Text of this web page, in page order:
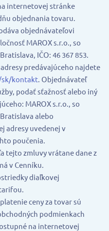
internetovej stránke
objednania tovaru.
objednávateľovi
MAROX s.r.o., so
IČO: 46 367 853.
predávajúceho najdete
kontakt. Objednávateľ
podať sťažnosť alebo iný
MAROX s.r.o., so
alebo
adresy uvedenej v
poučenia.
tejto zmluvy vrátane dane z
v Cenníku.
diaľkovej
ceny za tovar sú
podmienkach
na internetovej